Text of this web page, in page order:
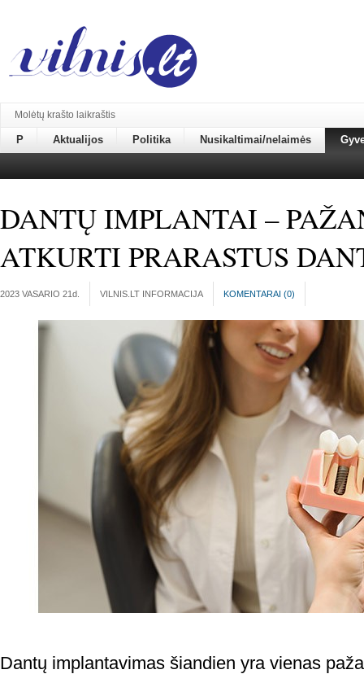
Molėtų krašto laikraštis
P Aktualijos Politika Nusikaltimai/nelaimės
DANTŲ IMPLANTAI –
ATKURTI PRARASTUS
2023 VASARIO 21d. VILNIS.LT INFORMACIJA KOMENTARAI (0)
Dantų implantavimas šiandien yra vienas